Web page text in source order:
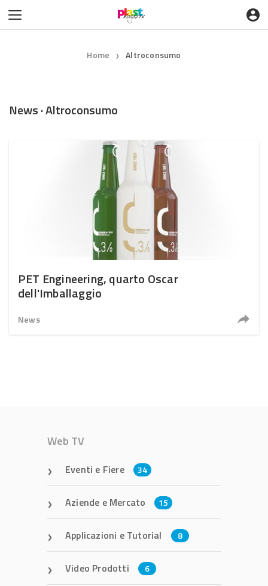
Home ❯ Altroconsumo
News · Altroconsumo
PET Engineering, quarto Oscar
dell'Imballaggio
News
Web TV
Eventi e Fiere 34
Aziende e Mercato 15
Applicazioni e Tutorial 8
Video Prodotti 6